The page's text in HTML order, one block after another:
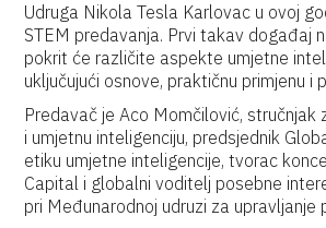
Udruga Nikola Tesla Karlovac u ovoj
STEM predavanja. Prvi takav događaj
pokrit će različite aspekte umjetne
uključujući osnove, praktičnu primjenu i
Predavač je Aco Momčilović, stručnjak
i umjetnu inteligenciju, predsjednik
etiku umjetne inteligencije, tvorac
Capital i globalni voditelj posebne
pri Međunarodnoj udruzi za upravljanje